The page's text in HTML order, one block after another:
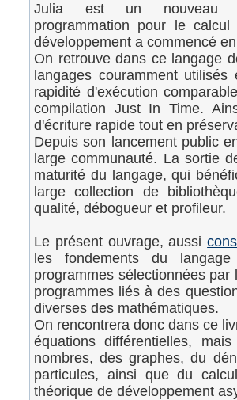
Julia est un nouveau
programmation pour le
développement a commencé
On retrouve dans ce langage
langages couramment
rapidité d'exécution
compilation Just In Time.
d'écriture rapide tout en
Depuis son lancement public
large communauté. La sortie
maturité du langage, qui
large collection de
qualité, débogueur et profileur.
Le présent ouvrage, aussi
les fondements du
programmes sélectionnées
programmes liés à des
diverses des mathématiques.
On rencontrera donc dans ce
équations différentielles,
nombres, des graphes, du
particules, ainsi que du
théorique de développement